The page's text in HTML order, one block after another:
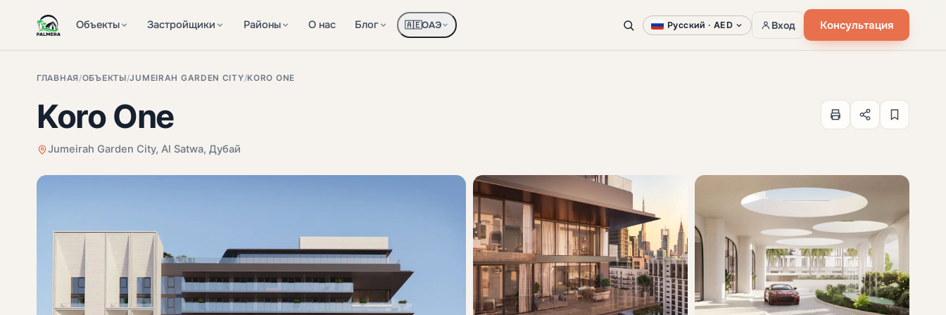
Объекты Застройщики Районы О нас Блог 🇦🇪ОАЭ Русский · AED Вход Консультация
ГЛАВНАЯ /ОБЪЕКТЫ/JUMEIRAH GARDEN CITY/KORO ONE
Koro One
Jumeirah Garden City, Al Satwa, Дубай